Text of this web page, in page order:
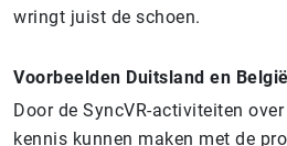
wringt juist de schoen.
Voorbeelden Duitsland en België
Door de SyncVR-activiteiten
kennis kunnen maken met de